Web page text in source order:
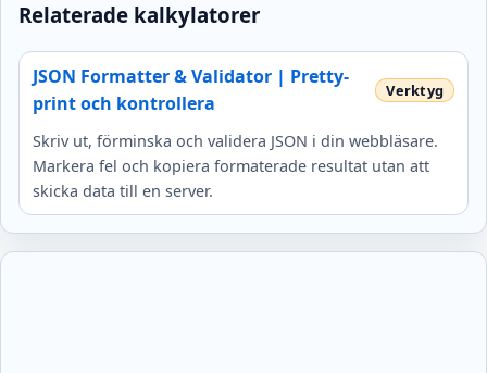
Relaterade kalkylatorer
JSON Formatter & Validator | Pretty-
print och kontrollera
Skriv ut, förminska och validera JSON i din webbläsare.
Markera fel och kopiera formaterade resultat utan att
skicka data till en server.